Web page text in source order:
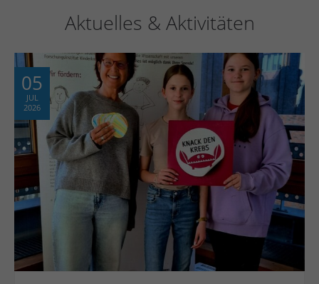
Aktuelles & Aktivitäten
05
JUL
2026